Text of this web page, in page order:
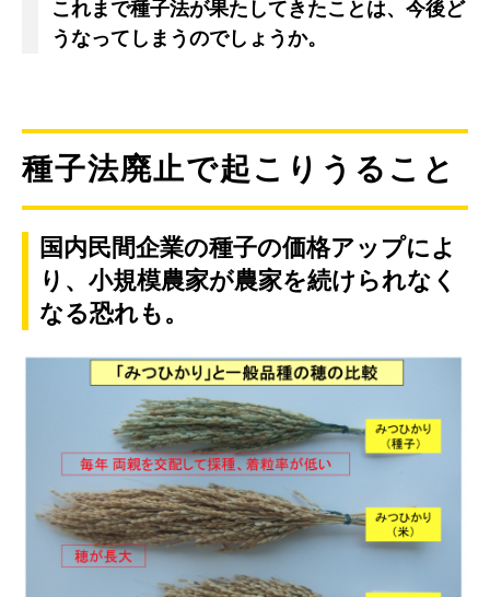
これまで種子法が果たしてきたことは、今後ど
うなってしまうのでしょうか。
種子法廃止で起こりうること
国内民間企業の種子の価格アップによ
り、小規模農家が農家を続けられなく
なる恐れも。